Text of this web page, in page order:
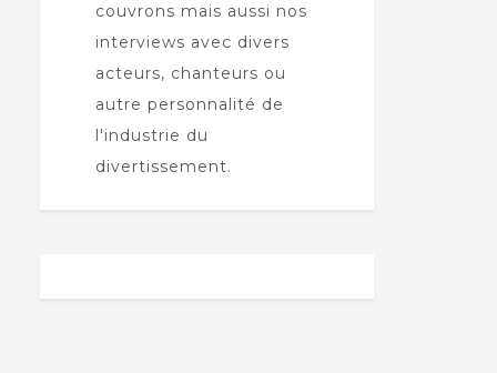
couvrons mais aussi nos
interviews avec divers
acteurs, chanteurs ou
autre personnalité de
l'industrie du
divertissement.